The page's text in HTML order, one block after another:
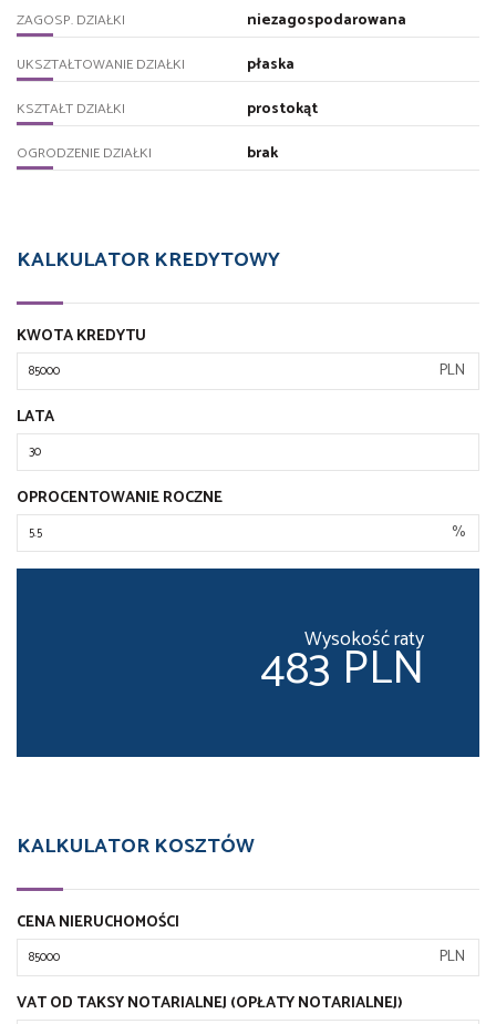
ZAGOSP. DZIAŁKI niezagospodarowana
UKSZTAŁTOWANIE DZIAŁKI płaska
KSZTAŁT DZIAŁKI prostokąt
OGRODZENIE DZIAŁKI brak
KALKULATOR KREDYTOWY
KWOTA KREDYTU
PLN
LATA
OPROCENTOWANIE ROCZNE
%
Wysokość raty
483 PLN
KALKULATOR KOSZTÓW
CENA NIERUCHOMOŚCI
PLN
VAT OD TAKSY NOTARIALNEJ (OPŁATY NOTARIALNEJ)